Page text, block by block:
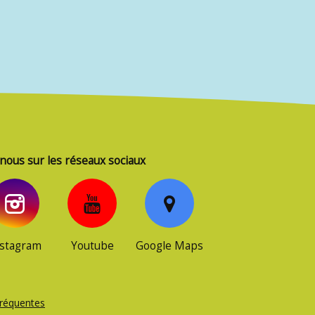
sur les réseaux sociaux
Youtube Google Maps